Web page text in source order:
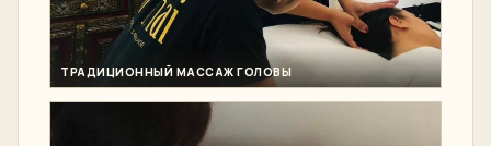
ТРАДИЦИОННЫЙ МАССАЖ ГОЛОВЫ